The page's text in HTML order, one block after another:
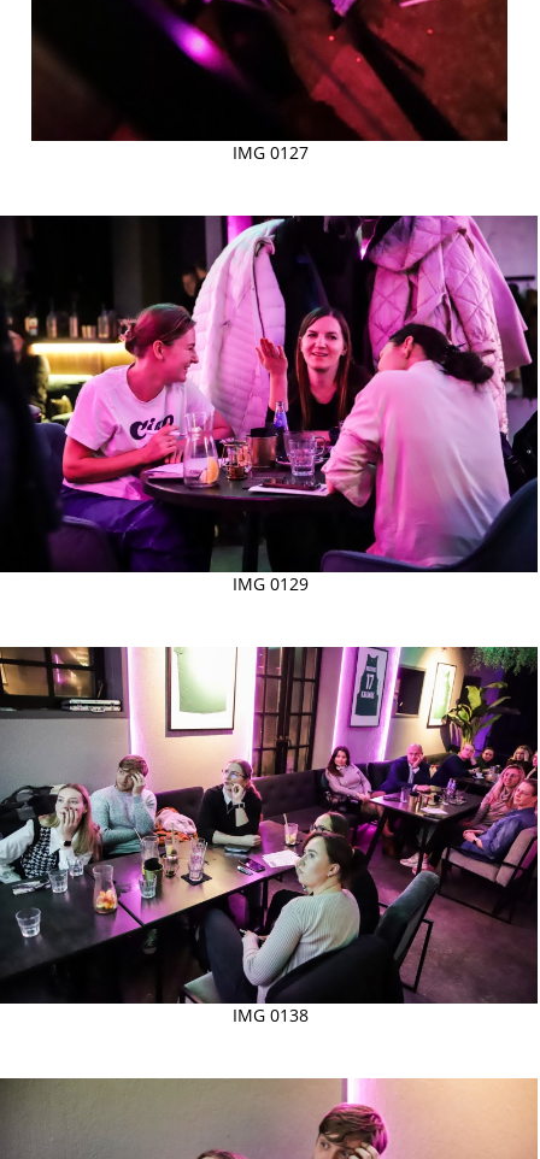
IMG 0127
IMG 0129
IMG 0138